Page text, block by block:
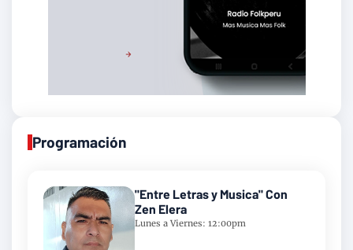
Programación
"Entre Letras y Musica" Con
Zen Elera
Lunes a Viernes: 12:00pm